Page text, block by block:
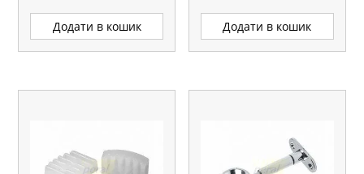
Додати в кошик Додати в кошик